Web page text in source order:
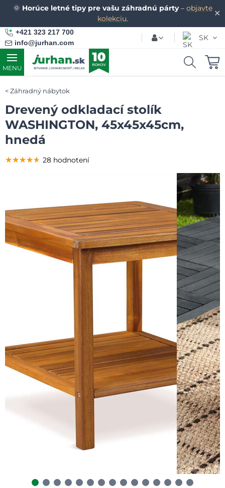
✕
🌞 Horúce letné tipy pre vašu záhradnú párty– objavte
kolekciu.
+421 323 217 700
info@jurhan.com
SK
MENU
Záhradný nábytok
Drevený odkladací stolík
WASHINGTON, 45x45x45cm,
hnedá
★★★★★
★★★★★
★★★★★ 28 hodnotení